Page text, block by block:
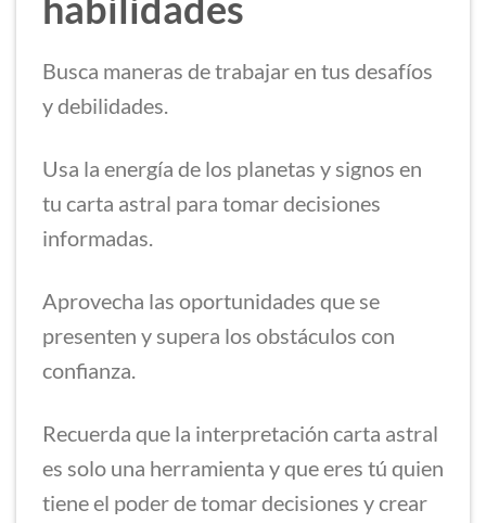
Busca maneras de trabajar en tus desafíos
y debilidades.
Usa la energía de los planetas y signos en
tu carta astral para tomar decisiones
informadas.
Aprovecha las oportunidades que se
presenten y supera los obstáculos con
confianza.
Recuerda que la interpretación carta astral
es solo una herramienta y que eres tú quien
tiene el poder de tomar decisiones y crear